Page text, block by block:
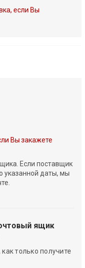
если Вы
Вы закажете
Если поставщик
указанной даты, мы
ящик
только получите